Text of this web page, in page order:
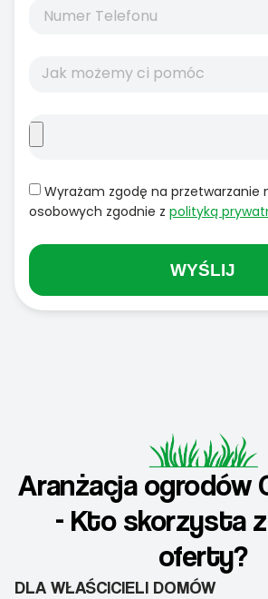
Wyrażam zgodę na przetwarzanie
osobowych zgodnie z polityką
WYŚLIJ
Aranżacja ogrodów
- Kto skorzysta
oferty?
DLA WŁAŚCICIELI DOMÓW